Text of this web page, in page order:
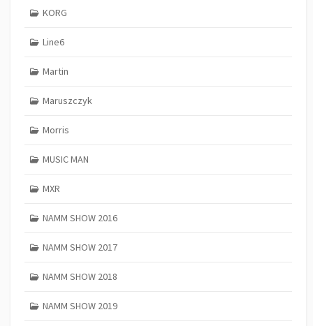
KORG
Line6
Martin
Maruszczyk
Morris
MUSIC MAN
MXR
NAMM SHOW 2016
NAMM SHOW 2017
NAMM SHOW 2018
NAMM SHOW 2019